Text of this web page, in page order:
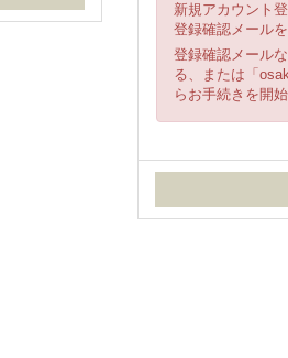
新規アカウント
登録確認メール
登録確認メール
る、または「
らお手続きを開